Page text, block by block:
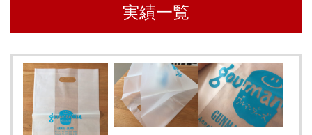
実績一覧